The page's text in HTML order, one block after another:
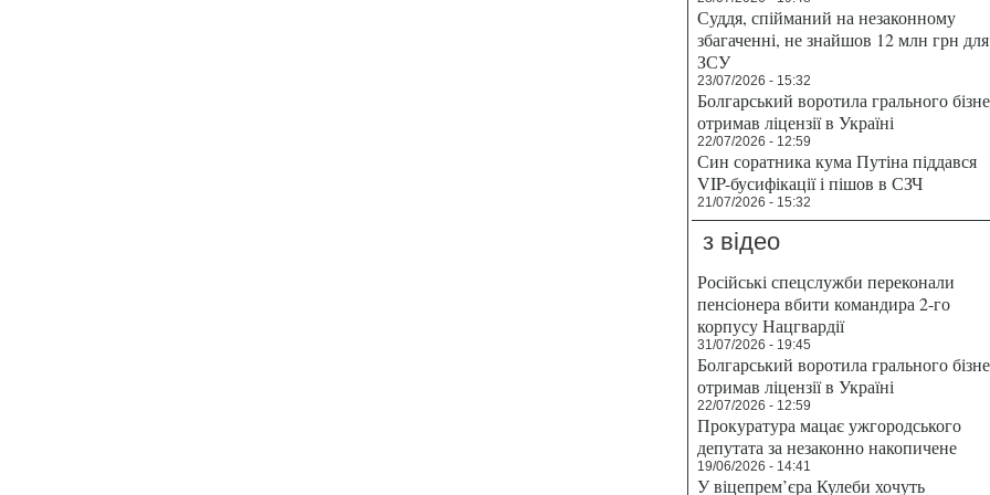
Суддя, спійманий на незаконному
збагаченні, не знайшов 12 млн грн для
ЗСУ
23/07/2026 - 15:32
Болгарський воротила грального
отримав ліцензії в Україні
22/07/2026 - 12:59
Син соратника кума Путіна піддався
VIP-бусифікації і пішов в СЗЧ
21/07/2026 - 15:32
з відео
Російські спецслужби переконали
пенсіонера вбити командира 2-го
корпусу Нацгвардії
31/07/2026 - 19:45
Болгарський воротила грального
отримав ліцензії в Україні
22/07/2026 - 12:59
Прокуратура мацає ужгородського
депутата за незаконно накопичене
19/06/2026 - 14:41
У віцепрем’єра Кулеби хочуть